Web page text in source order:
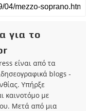
για το
είναι από τα
blogs -
Υπήρξε
καινοτόμο με
Μετά από μια